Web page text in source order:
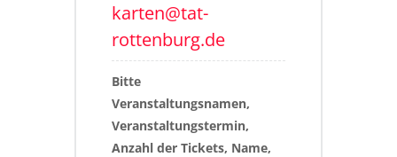
karten@tat-
rottenburg.de
Bitte
Veranstaltungsnamen,
Veranstaltungstermin,
Anzahl der Tickets, Name,